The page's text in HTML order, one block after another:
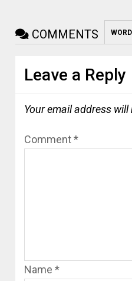
COMMENTS
Leave a Reply
Your email address
Comment*
Name*